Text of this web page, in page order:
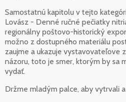
Samostatnú kapitolu v tejto
Lovász - Denné ručné pečiatky
regionálny poštovo-historický
možno z dostupného materiálu
zaujme a ukazuje vystavovateľove
názoru, toto je smer, ktorým by sa
vydať.
Držme mladým palce, aby vytrvali